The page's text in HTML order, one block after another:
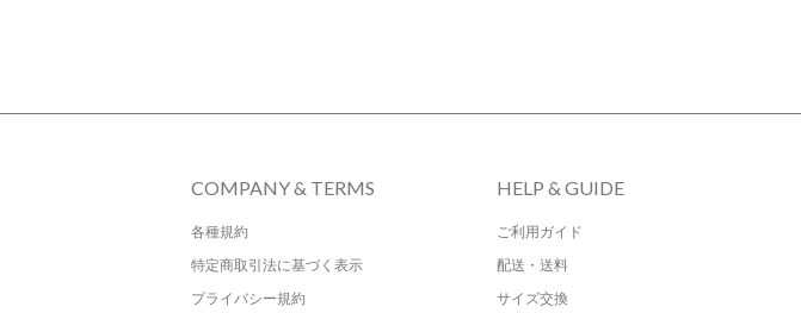
COMPANY & TERMS
各種規約
特定商取引法に基づく表示
プライバシー規約
HELP & GUIDE
ご利用ガイド
配送・送料
サイズ交換